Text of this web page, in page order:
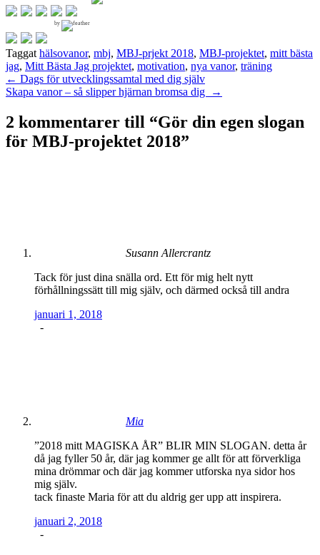
by
Taggat hälsovanor, mbj, MBJ-prjekt 2018, MBJ-projektet, mitt bästa
jag, Mitt Bästa Jag projektet, motivation, nya vanor, träning
Inläggsnavigering
← Dags för utvecklingssamtal med dig själv
Skapa vanor – så slipper hjärnan bromsa dig
→
2 kommentarer till “Gör din egen slogan
för MBJ-projektet 2018”
Susann Allercrantz
Tack för just dina snälla ord. Ett för mig helt nytt
förhållningssätt till mig själv, och därmed också till andra
januari 1, 2018
-
Mia
”2018 mitt MAGISKA ÅR” BLIR MIN SLOGAN. detta år
då jag fyller 50 år, där jag kommer ge allt för att förverkliga
mina drömmar och där jag kommer utforska nya sidor hos
mig själv.
tack finaste Maria för att du aldrig ger upp att inspirera.
januari 2, 2018
-